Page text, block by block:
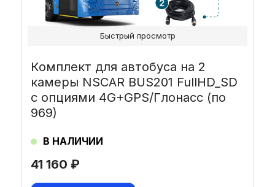
41 160 ₽
Комплект для автобуса на 2
камеры NSCAR BUS201 FullHD_SD
с опциями 4G+GPS/Глонасс (по
969)
В НАЛИЧИИ
Быстрый просмотр